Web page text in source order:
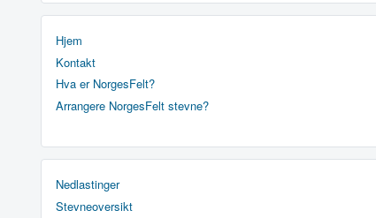
Hjem
Kontakt
Hva er NorgesFelt?
Arrangere NorgesFelt stevne?
Nedlastinger
Stevneoversikt